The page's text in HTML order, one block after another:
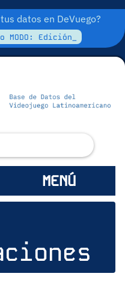
datos en DeVuego?
MODO: Edición_
MENÚ